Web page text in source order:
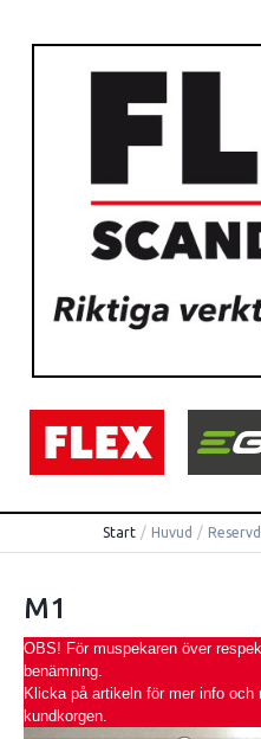
Start / Huvud /
M1
OBS! För muspekaren över
benämning.
Klicka på artikeln för mer info och
kundkorgen.